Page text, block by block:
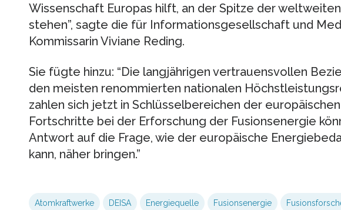
Wissenschaft Europas hilft, an der Spitze der
stehen”, sagte die für Informationsgesellschaft und
Kommissarin Viviane Reding.
Sie fügte hinzu: “Die langjährigen vertrauensvollen
den meisten renommierten nationalen
zahlen sich jetzt in Schlüsselbereichen der
Fortschritte bei der Erforschung der Fusionsenergie
Antwort auf die Frage, wie der europäische
kann, näher bringen.”
Atomkraftwerke DEISA Energiequelle Fusionsenergie